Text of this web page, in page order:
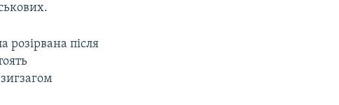
розірвана після